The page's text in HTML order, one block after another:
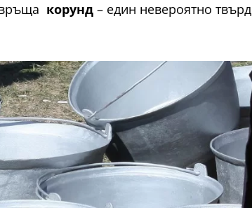
корунд – един невероятно твърд